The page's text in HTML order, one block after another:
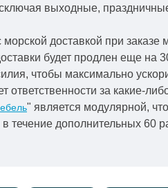
выходные,
доставкой при
будет продлен еще на
чтобы максимально
ответственности за какие-
" является модулярной,
течение дополнительных 60